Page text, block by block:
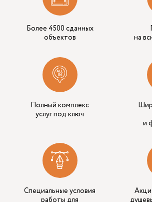
Более 4500 сданных
объектов
на
Полный комплекс
услуг под ключ
и
Специальные условия
работы для